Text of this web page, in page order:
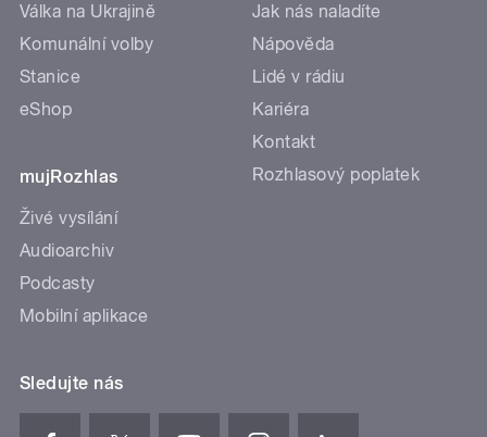
Válka na Ukrajině
Komunální volby
Stanice
eShop
mujRozhlas
Živé vysílání
Audioarchiv
Podcasty
Mobilní aplikace
Jak nás naladíte
Nápověda
Lidé v rádiu
Kariéra
Kontakt
Rozhlasový poplatek
Sledujte nás